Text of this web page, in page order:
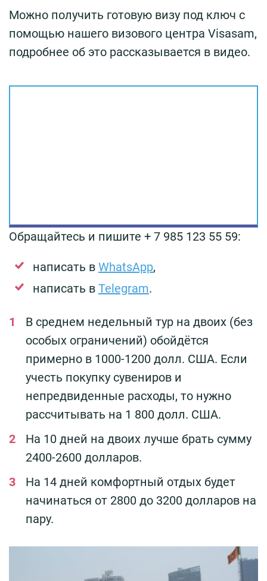
Можно получить готовую визу под ключ с
помощью нашего визового центра Visasam,
подробнее об это рассказывается в видео.
Обращайтесь и пишите + 7 985 123 55 59:
написать в WhatsApp,
написать в Telegram.
В среднем недельный тур на двоих (без
особых ограничений) обойдётся
примерно в 1000-1200 долл. США. Если
учесть покупку сувениров и
непредвиденные расходы, то нужно
рассчитывать на 1 800 долл. США.
На 10 дней на двоих лучше брать сумму
2400-2600 долларов.
На 14 дней комфортный отдых будет
начинаться от 2800 до 3200 долларов на
пару.